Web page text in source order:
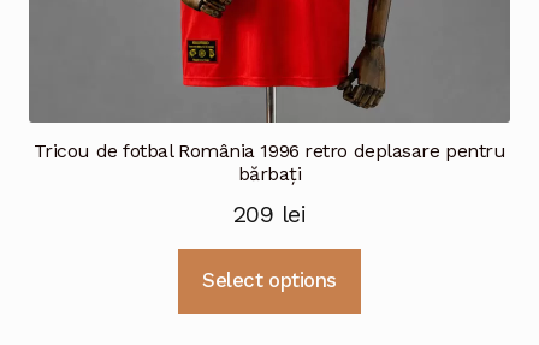
Tricou de fotbal România 1996 retro deplasare pentru
bărbați
209 lei
Select options